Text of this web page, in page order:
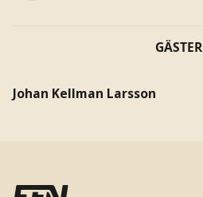
GÄSTER
Johan Kellman Larsson